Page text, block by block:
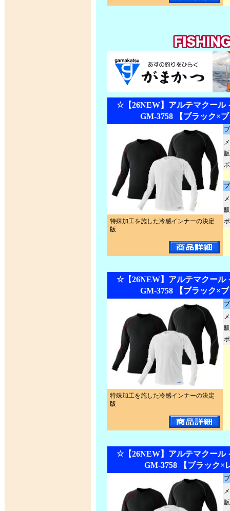
☆【26NEW】アルテマクール
GM-3758 【ブラック×
特殊加工を施した冷感インナーの決定
版
☆【26NEW】アルテマクール
GM-3758 【ブラック×
特殊加工を施した冷感インナーの決定
版
☆【26NEW】アルテマクール
GM-3758 【ブラック×